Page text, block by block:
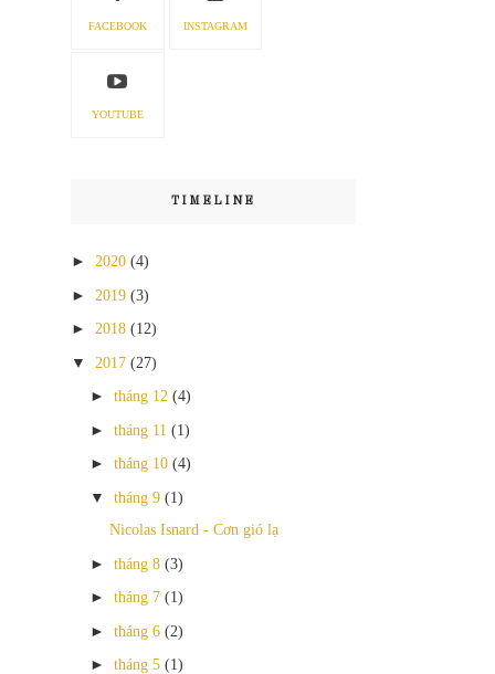
FACEBOOK INSTAGRAM
YOUTUBE
TIMELINE
► 2020 (4)
► 2019 (3)
► 2018 (12)
▼ 2017 (27)
► tháng 12 (4)
► tháng 11 (1)
► tháng 10 (4)
▼ tháng 9 (1)
Nicolas Isnard - Cơn gió lạ
► tháng 8 (3)
► tháng 7 (1)
► tháng 6 (2)
► tháng 5 (1)